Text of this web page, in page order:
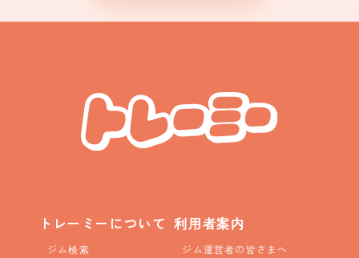
トレーミーについて
ジム検索
利用者案内
ジム運営者の皆さまへ